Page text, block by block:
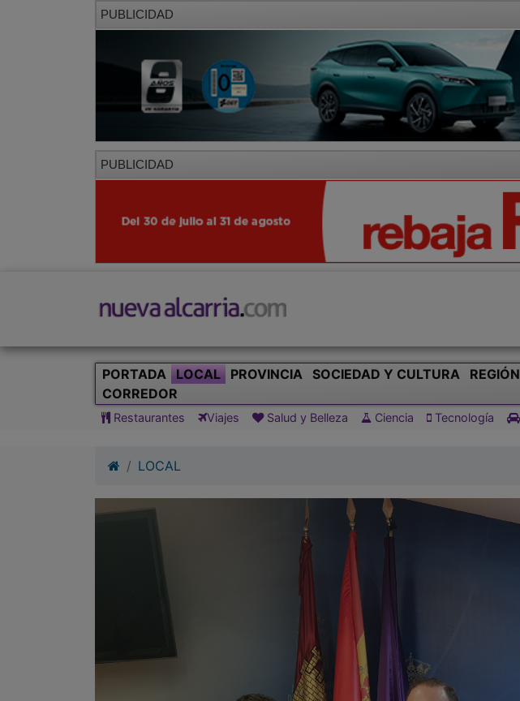
PUBLICIDAD
PUBLICIDAD
PORTADA LOCAL PROVINCIA SOCIEDAD Y CULTURA REGIÓN
CORREDOR
Restaurantes Viajes Salud y Belleza Ciencia Tecnología
LOCAL